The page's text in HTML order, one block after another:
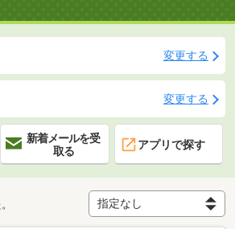
変更する
変更する
新着メールを受
取る
アプリで探す